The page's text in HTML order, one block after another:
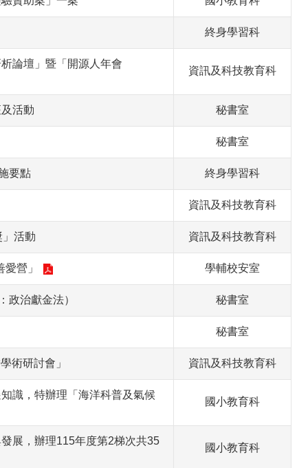
終身學習科
論壇」暨「開源人年會
資訊及科技教育科
活動 秘書室
秘書室
要點 終身學習科
資訊及科技教育科
活動 資訊及科技教育科
營」 學輔校安室
政治獻金法） 秘書室
秘書室
術研討會」 資訊及科技教育科
識，特辦理「海洋科普及氣候
國小教育科
展，辦理115年度第2梯次共35
國小教育科